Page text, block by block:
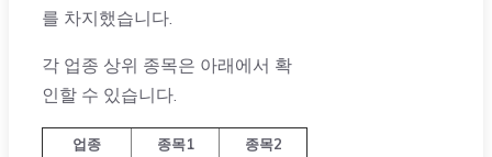
를 차지했습니다.
각 업종 상위 종목은 아래에서 확
인할 수 있습니다.
업종 종목1
종목2